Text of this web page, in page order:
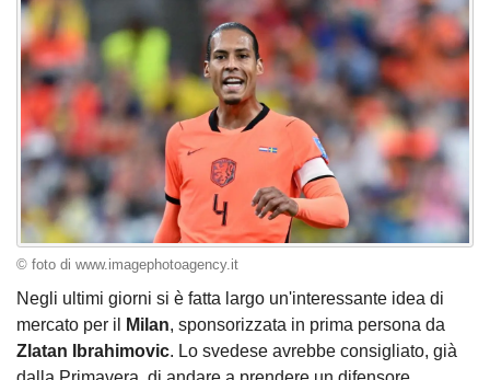
© foto di www.imagephotoagency.it
Negli ultimi giorni si è fatta largo un'interessante idea di
mercato per il
Milan, sponsorizzata in prima persona da
Zlatan Ibrahimovic. Lo svedese avrebbe consigliato, già